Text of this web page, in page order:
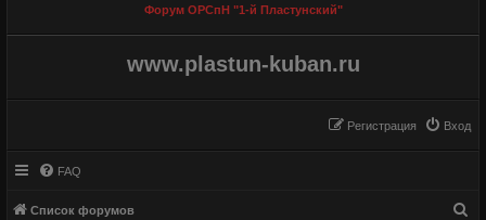
Форум ОРСпН "1-й Пластунский"
www.plastun-kuban.ru
Вход
Регистрация
FAQ
Список форумов